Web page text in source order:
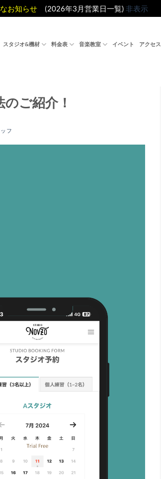
お知らせ (2026年3月営業日一覧) 非表示
スタジオ&機材 料金表 音楽教室 イベント アクセス
ご紹介！
フ